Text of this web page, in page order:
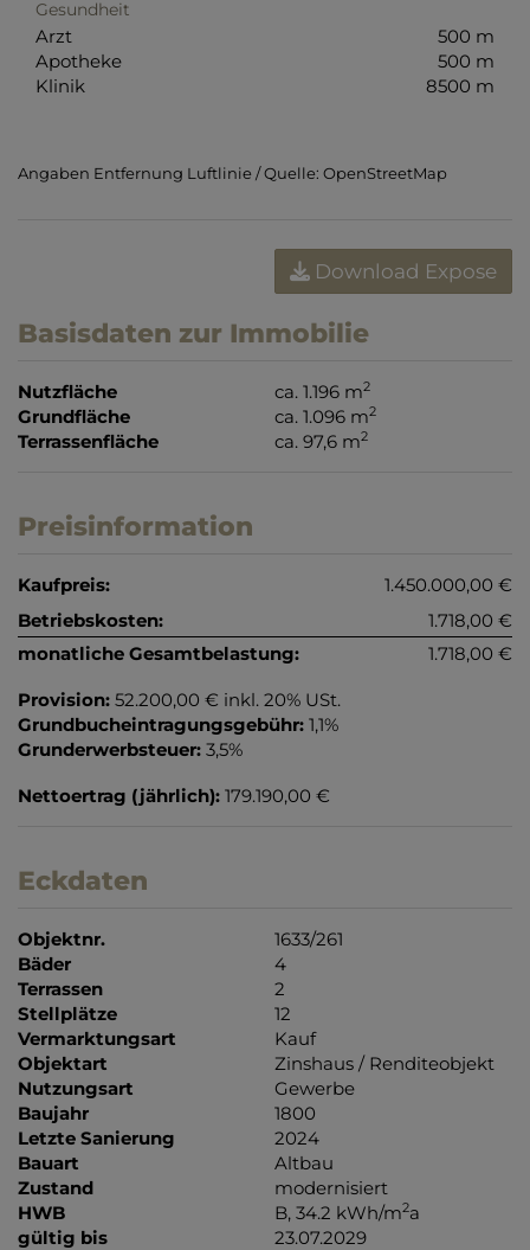
Gesundheit
Arzt
500 m
Apotheke
500 m
Klinik
8500 m
Angaben Entfernung Luftlinie / Quelle: OpenStreetMap
Download Expose
Basisdaten zur Immobilie
Nutzfläche ca. 1.196 m2
Grundfläche ca. 1.096 m2
Terrassenfläche ca. 97,6 m2
Preisinformation
Kaufpreis:
1.450.000,00 €
Betriebskosten:
1.718,00 €
monatliche Gesamtbelastung:
1.718,00 €
Provision: 52.200,00 € inkl. 20% USt.
Grundbucheintragungsgebühr: 1,1%
Grunderwerbsteuer: 3,5%
Nettoertrag (jährlich): 179.190,00 €
Eckdaten
Objektnr.
1633/261
Bäder
4
Terrassen
2
Stellplätze
12
Vermarktungsart
Kauf
Objektart
Zinshaus / Renditeobjekt
Nutzungsart
Gewerbe
Baujahr
1800
Letzte Sanierung
2024
Bauart
Altbau
Zustand
modernisiert
HWB
B, 34.2 kWh/m2a
gültig bis
23.07.2029